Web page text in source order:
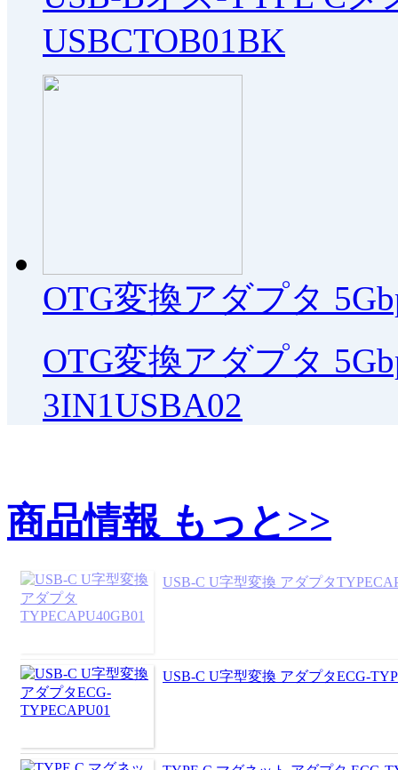
USBCTOB01BK
OTG変換アダプタ
OTG変換アダプタ
3IN1USBA02
商品情報 もっと>>
USB-C U字型変換 アダプタ
USB-C U字型変換 アダプタECG-